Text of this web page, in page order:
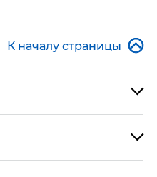
К началу страницы 

